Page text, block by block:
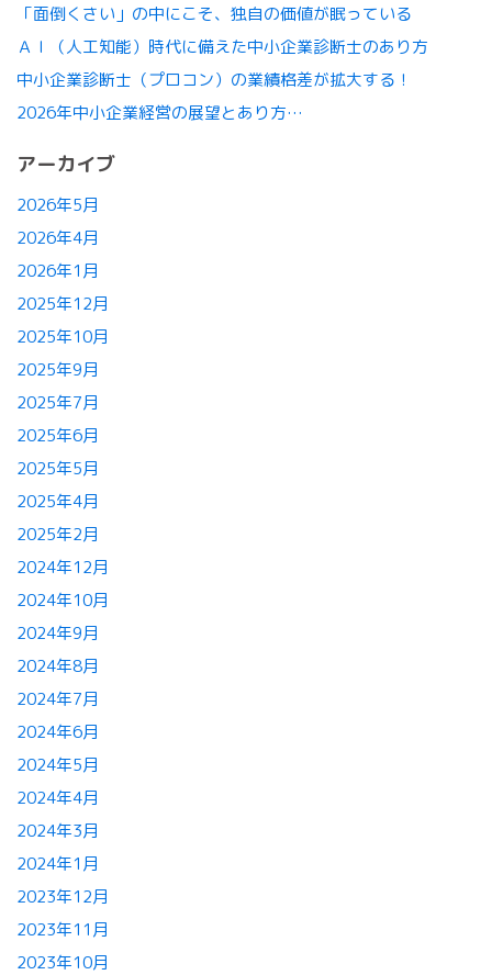
「面倒くさい」の中にこそ、独自の価値が眠っている
ＡＩ（人工知能）時代に備えた中小企業診断士のあり方
中小企業診断士（プロコン）の業績格差が拡大する！
2026年中小企業経営の展望とあり方…
アーカイブ
2026年5月
2026年4月
2026年1月
2025年12月
2025年10月
2025年9月
2025年7月
2025年6月
2025年5月
2025年4月
2025年2月
2024年12月
2024年10月
2024年9月
2024年8月
2024年7月
2024年6月
2024年5月
2024年4月
2024年3月
2024年1月
2023年12月
2023年11月
2023年10月